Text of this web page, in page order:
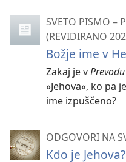
SVETO PISMO –
(REVIDIRANO
Božje ime v
Zakaj je v
»Jehova«, ko pa
ime izpuščeno?
ODGOVORI NA
Kdo je Jehova?